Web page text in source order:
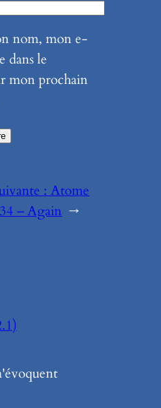
nom, mon e-
dans le
mon prochain
:Atome
– Again →